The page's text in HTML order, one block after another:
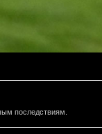
последствиям.